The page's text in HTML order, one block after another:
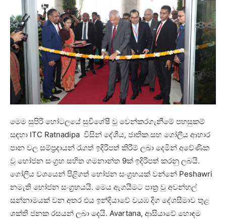
මෙම සුපිරි හෝටලයේ සුවිශේෂී වූ වෙන්කරගැනීමේ පහසුකම්
සඳහා ITC Ratnadipa විසින් දේශීය, ජාතික සහ ගෝලීය ආහාර
පාන වල සම්ප්‍රදායන් රැගත් ඉදිරිපත් කිරීම් ලබා දෙමින් අවේණික
වූ භෝජන සංග්‍රහ සහිත ගමනාන්ත 9ක් ඉදිරිපත් කරනු ලබයි.
ගෝලීය වශයෙන් පිළිගත් භෝජන සංග්‍රහයක් වන්නේ Peshawri
නමැති භෝජන සංග්‍රහයයි. මෙය ඇගයීමට පාත්‍ර වූ අවන්හල්
සන්නාමයක් වන අතර එය ඉන්දියාවේ වයඹ දිග දේශසීමාව තුළ
ශක්ති ජනක රසයන් ලබා දෙයි. Avartana, ආසියාවේ හොඳම